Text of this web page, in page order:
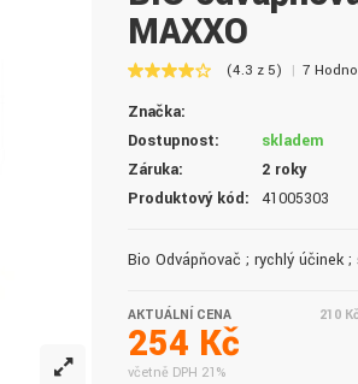
MAXXO
(4.3 z 5) 7
Značka:
Dostupnost:
skladem
Záruka:
2 roky
Produktový kód:
41005303
Bio Odvápňovač ; rychlý účinek
AKTUÁLNÍ CENA
254 Kč
včetně DPH 21%
210 Kč
Milan, Mělník
vždy v pořádku. Vše skladem a za
normální ceny. Třešničkou na dortu je
doručení do druhého dne.